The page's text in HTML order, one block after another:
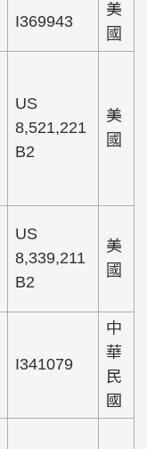
I369943
美
國
US
8,521,221
B2
美
國
US
8,339,211
B2
美
國
I341079
中
華
民
國